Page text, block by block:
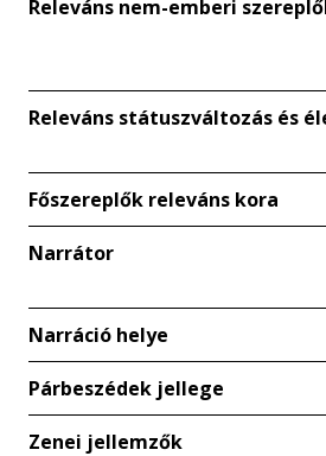
Releváns nem-emberi
Releváns státuszváltozás és
Főszereplők releváns kora
Narrátor
Narráció helye
Párbeszédek jellege
Zenei jellemzők